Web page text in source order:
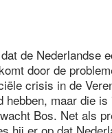
de Nederlandse
door de
crisis in de
hebben, maar die is
Bos. Net als